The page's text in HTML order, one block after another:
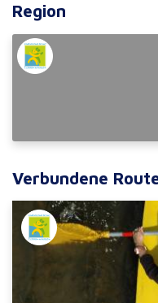
Region
Verbundene